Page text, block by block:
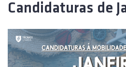
Candidaturas de